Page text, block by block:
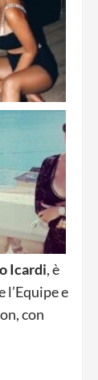
Icardi, è
e
con